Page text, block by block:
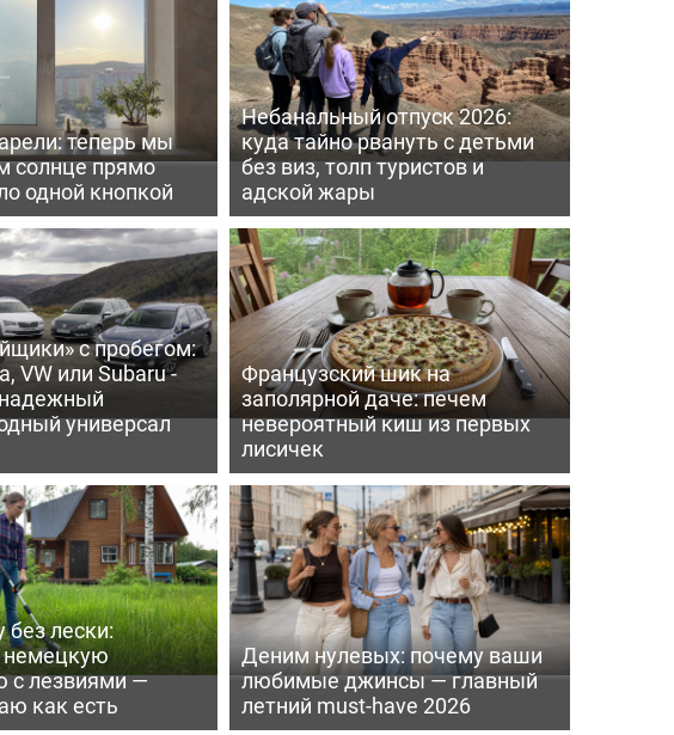
теперь мы
солнце прямо
одной кнопкой
Небанальный отпуск 2026:
куда тайно рвануть с детьми
без виз, толп туристов и
адской жары
с пробегом:
VW или Subaru -
универсал
Французский шик на
заполярной даче: печем
невероятный киш из первых
лисичек
лески:
немецкую
с лезвиями —
как есть
Деним нулевых: почему ваши
любимые джинсы — главный
летний must-have 2026